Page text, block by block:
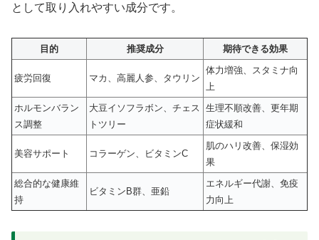
として取り入れやすい成分です。
目的 推奨成分 期待できる効果
疲労回復 マカ、高麗人参、タウリン
体力増強、スタミナ向
上
ホルモンバラン
ス調整
大豆イソフラボン、チェス
トツリー
生理不順改善、更年期
症状緩和
美容サポート コラーゲン、ビタミンC
肌のハリ改善、保湿効
果
総合的な健康維
持
ビタミンB群、亜鉛
エネルギー代謝、免疫
力向上